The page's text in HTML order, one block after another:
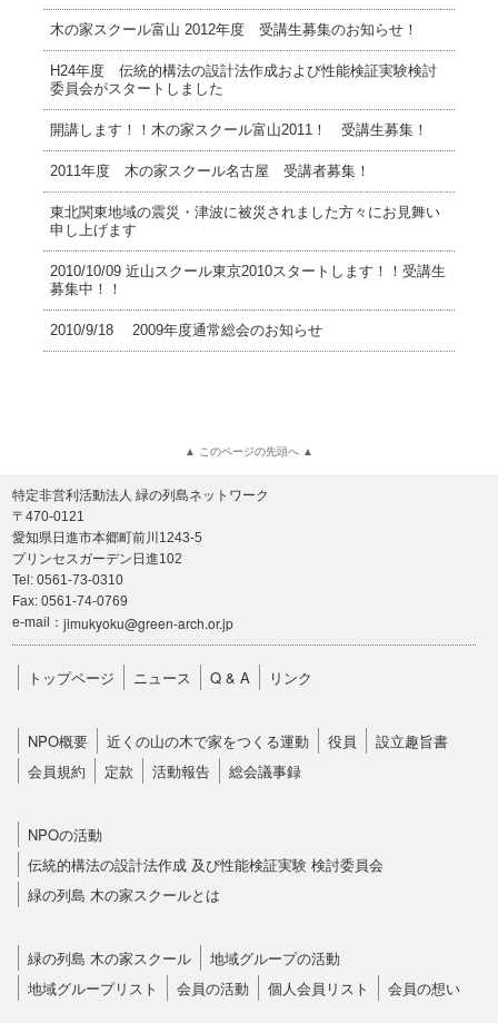
木の家スクール富山 2012年度 受講生募集のお知らせ！
H24年度 伝統的構法の設計法作成および性能検証実験検討
委員会がスタートしました
開講します！！木の家スクール富山2011！ 受講生募集！
2011年度 木の家スクール名古屋 受講者募集！
東北関東地域の震災・津波に被災されました方々にお見舞い
申し上げます
2010/10/09 近山スクール東京2010スタートします！！受講生
募集中！！
2010/9/18 2009年度通常総会のお知らせ
▲ このページの先頭へ ▲
特定非営利活動法人 緑の列島ネットワーク
〒470-0121
愛知県日進市本郷町前川1243-5
プリンセスガーデン日進102
Tel: 0561-73-0310
Fax: 0561-74-0769
e-mail： jimukyoku@green-arch.or.jp
トップページ ニュース Q & A リンク
NPO概要 近くの山の木で家をつくる運動 役員
設立趣旨書
会員規約
定款 活動報告 総会議事録
NPOの活動
伝統的構法の設計法作成 及び性能検証実験 検討委員会
緑の列島 木の家スクールとは
緑の列島 木の家スクール
地域グループの活動
地域グループリスト
会員の活動 個人会員リスト 会員の想い